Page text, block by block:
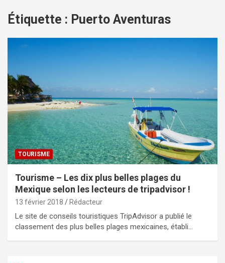
Étiquette : Puerto Aventuras
TOURISME
Tourisme – Les dix plus belles plages du
Mexique selon les lecteurs de tripadvisor !
13 février 2018 Rédacteur
Le site de conseils touristiques TripAdvisor a publié le
classement des plus belles plages mexicaines, établi…